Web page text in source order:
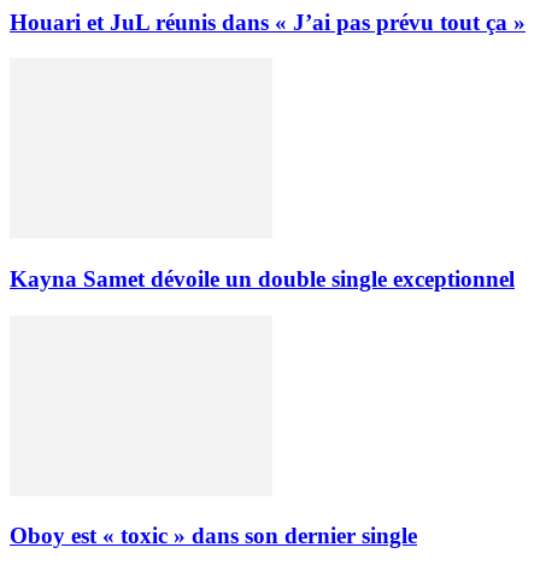
Houari et JuL réunis dans « J’ai pas prévu tout ça »
Kayna Samet dévoile un double single exceptionnel
Oboy est « toxic » dans son dernier single